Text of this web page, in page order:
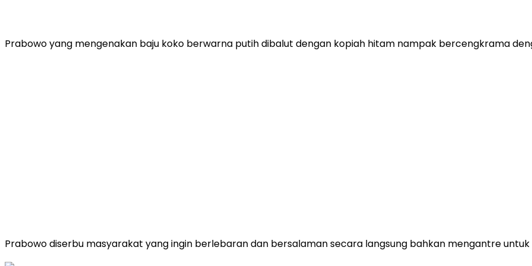
Prabowo yang mengenakan baju koko berwarna putih dibalut dengan kopiah hitam nampak bercengkrama
Prabowo diserbu masyarakat yang ingin berlebaran dan bersalaman secara langsung bahkan mengantre